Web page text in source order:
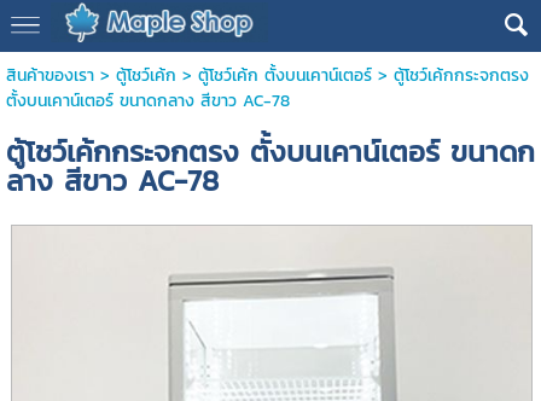
สินค้าของเรา> ตู้โชว์เค้ก > ตู้โชว์เค้ก ตั้งบนเคาน์เตอร์> ตู้โชว์เค้กกระจกตรง
ตั้งบนเคาน์เตอร์ ขนาดกลาง สีขาว AC-78
ตู้โชว์เค้กกระจกตรง ตั้งบนเคาน์เตอร์ ขนาดก
ลาง สีขาว AC-78